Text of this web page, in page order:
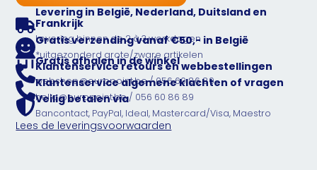
Levering in België, Nederland, Duitsland en
Frankrijk
Levering binnen de 2 à 3 werkdagen
Gratis verzending vanaf €50,- in België
*uitgezonderd grote/zware artikelen
Gratis afhalen in de winkel
Klantenservice retours en webbestellingen
webshop@europoint.be / 056 60 86 89
Klantenservice algemene klachten of vragen
hello@europoint.be / 056 60 86 89
Veilig betalen via
Bancontact, PayPal, Ideal, Mastercard/Visa, Maestro
Lees de leveringsvoorwaarden